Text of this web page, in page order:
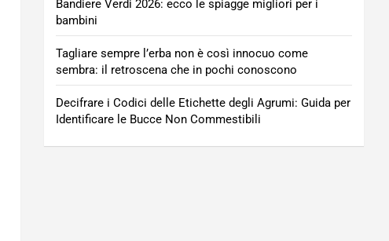
Bandiere Verdi 2026: ecco le spiagge migliori per i
bambini
Tagliare sempre l’erba non è così innocuo come
sembra: il retroscena che in pochi conoscono
Decifrare i Codici delle Etichette degli Agrumi: Guida per
Identificare le Bucce Non Commestibili